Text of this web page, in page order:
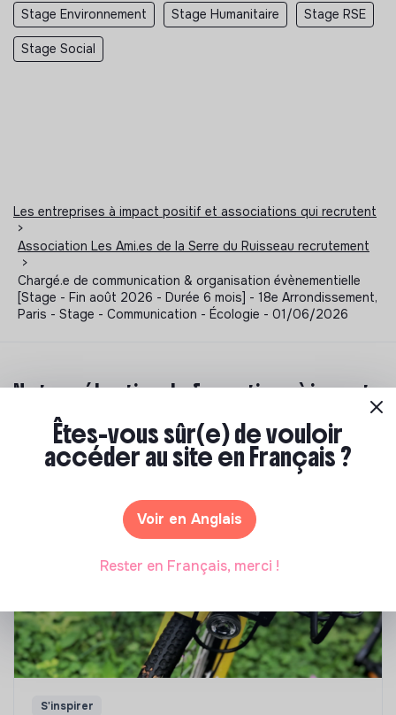
Stage Environnement Stage Humanitaire Stage RSE
Stage Social
Les entreprises à impact positif et associations qui recrutent
>
Association Les Ami.es de la Serre du Ruisseau recrutement
>
Chargé.e de communication & organisation évènementielle
[Stage - Fin août 2026 - Durée 6 mois] - 18e Arrondissement,
Paris - Stage - Communication - Écologie - 01/06/2026
Notre sélection de formations à impact
Tu souhaites te réorienter mais tu ne sais pas par où
commencer ? Pas de panique, on te propose une
sélection de formations aux métiers de la transition
S'inspirer
Êtes-vous sûr(e) de vouloir
accéder au site en Français ?
Voir en Anglais
Rester en Français, merci !